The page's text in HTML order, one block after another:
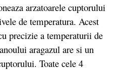
arzatoarele cuptorului
de temperatura. Acest
precizie a temperaturii de
aragazul are si un
Toate cele 4